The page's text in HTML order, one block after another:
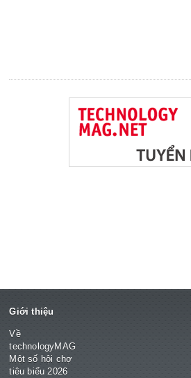
Giới thiệu
Về
technologyMAG
Một số hội chợ
tiêu biểu 2026